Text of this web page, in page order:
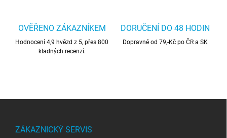
OVĚŘENO ZÁKAZNÍKEM
Hodnocení 4,9 hvězd z 5, přes 800
kladných recenzí.
DORUČENÍ DO 48 HODIN
Dopravné od 79,-Kč po ČR a SK
ZÁKAZNICKÝ SERVIS